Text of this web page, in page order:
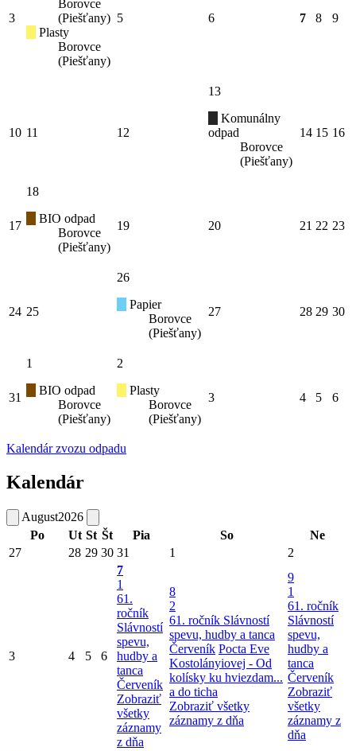
3
Borovce
(Piešťany)
Plasty
Borovce
(Piešťany)
5 6 7 8 9
10 11 12
13
Komunálny
odpad
Borovce
(Piešťany)
14 15 16
17
18
BIO odpad
Borovce
(Piešťany)
19 20 21 22 23
24 25
26
Papier
Borovce
(Piešťany)
27 28 29 30
31
1
BIO odpad
Borovce
(Piešťany)
2
Plasty
Borovce
(Piešťany)
3 4 5 6
Kalendár zvozu odpadu
Kalendár
August2026
Po
Ut St Št Pia So
Ne
27
28 29 30 31 1 2
3 4 5 6
7
1
61.
ročník
Slávností
spevu,
hudby a
tanca
Červeník
Zobraziť
všetky
záznamy
z dňa
8
2
61. ročník Slávností
spevu, hudby a tanca
Červeník Pocta Eve
Kostolányiovej - Od
kolísky ku hviezdam...
a do ticha
Zobraziť všetky
záznamy z dňa
9
1
61. ročník
Slávností
spevu,
hudby a
tanca
Červeník
Zobraziť
všetky
záznamy z
dňa